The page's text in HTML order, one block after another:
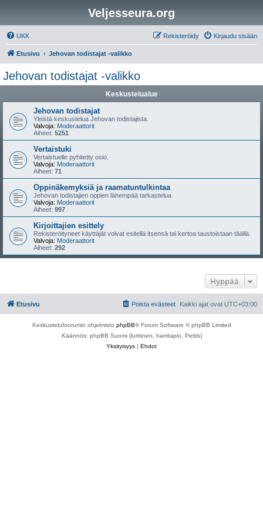
Veljesseura.org
UKK Kirjaudu sisään
Rekisteröidy
Etusivu Jehovan todistajat -valikko
Jehovan todistajat -valikko
Keskustelualue
Jehovan todistajat
Yleistä keskustelua Jehovan todistajista.
Valvoja: Moderaattorit
Aiheet: 5251
Vertaistuki
Vertaistuelle pyhitetty osio.
Valvoja: Moderaattorit
Aiheet: 71
Oppinäkemyksiä ja raamatuntulkintaa
Jehovan todistajien oppien lähempää tarkastelua
Valvoja: Moderaattorit
Aiheet: 997
Kirjoittajien esittely
Rekisteröityneet käyttäjät voivat esitellä itsensä tai kertoa taustoistaan täällä.
Valvoja: Moderaattorit
Aiheet: 292
Hyppää
Etusivu Kaikki ajat ovat UTC+03:00
Poista evästeet
Keskustelufoorumin ohjelmisto phpBB® Forum Software © phpBB Limited
Käännös: phpBB Suomi (lurttinen, harritapio, Pettis)
Yksityisyys | Ehdot